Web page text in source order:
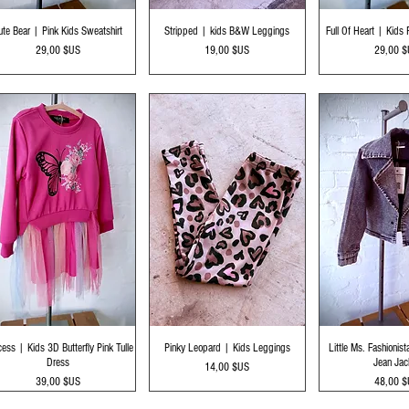
Aperçu rapide
Bear | Pink Kids Sweatshirt
Prix
29,00 $US
Aperçu rapide
Stripped | kids B&W Leggings
Prix
19,00 $US
Aperçu
Full Of Heart | Kids
Prix
29,00
Aperçu rapide
| Kids 3D Butterfly Pink Tulle
Dress
Prix
39,00 $US
Aperçu rapide
Pinky Leopard | Kids Leggings
Prix
14,00 $US
Aperçu
Little Ms.
Jean
Prix
48,00